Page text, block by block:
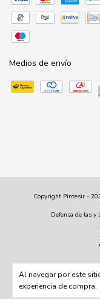
Al navegar por este
experiencia de compra.
Medios de envío
Copyright Pintesir -
Defensa de las y